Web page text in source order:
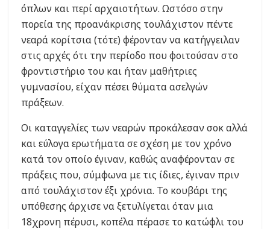
όπλων και περί αρχαιοτήτων. Ωστόσο στην
πορεία της προανάκρισης τουλάχιστον πέντε
νεαρά κορίτσια (τότε) φέρονταν να κατήγγειλαν
στις αρχές ότι την περίοδο που φοιτούσαν στο
φροντιστήριο του και ήταν μαθήτριες
γυμνασίου, είχαν πέσει θύματα ασελγών
πράξεων.
Οι καταγγελίες των νεαρών προκάλεσαν σοκ αλλά
και εύλογα ερωτήματα σε σχέση με τον χρόνο
κατά τον οποίο έγιναν, καθώς αναφέρονταν σε
πράξεις που, σύμφωνα με τις ίδιες, έγιναν πριν
από τουλάχιστον έξι χρόνια. Το κουβάρι της
υπόθεσης άρχισε να ξετυλίγεται όταν μια
18χρονη πέρυσι, κοπέλα πέρασε το κατώφλι του